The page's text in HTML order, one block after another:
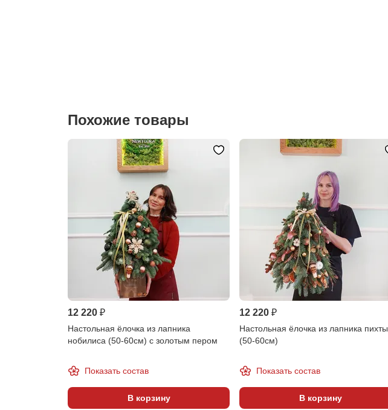
Похожие товары
12 220 ₽
Настольная ёлочка из лапника
нобилиса (50-60см) с золотым пером
Показать состав
В корзину
12 220 ₽
Настольная ёлочка из лапника пихты
(50-60см)
Показать состав
В корзину